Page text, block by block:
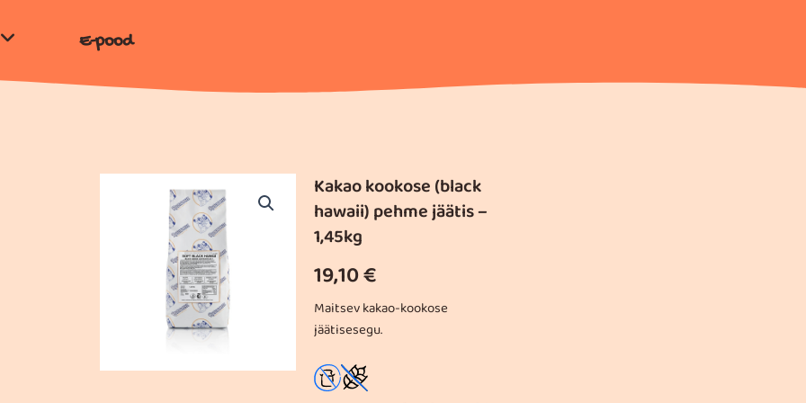
E-pood
Kakao kookose (black
hawaii) pehme jäätis –
1,45kg
19,10€
Maitsev kakao-kookose
jäätisesegu.